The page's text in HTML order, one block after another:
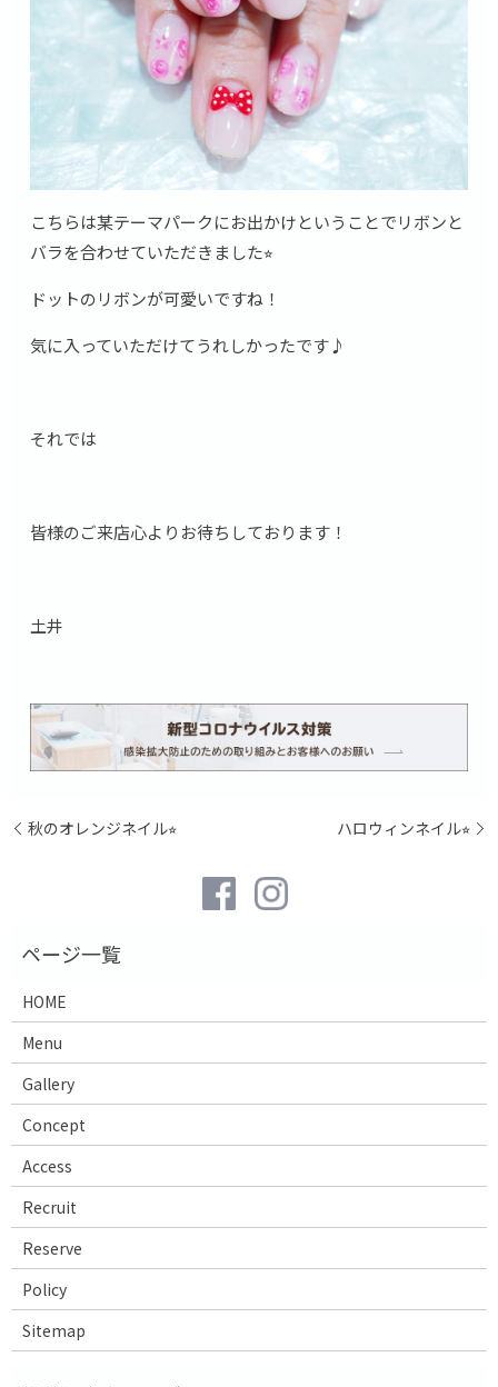
こちらは某テーマパークにお出かけということでリボンと
バラを合わせていただきました⭐︎
ドットのリボンが可愛いですね！
気に入っていただけてうれしかったです♪
それでは
皆様のご来店心よりお待ちしております！
土井
秋のオレンジネイル⭐︎ ハロウィンネイル⭐︎
HOME
Menu
Gallery
Concept
Access
Recruit
Reserve
Policy
Sitemap